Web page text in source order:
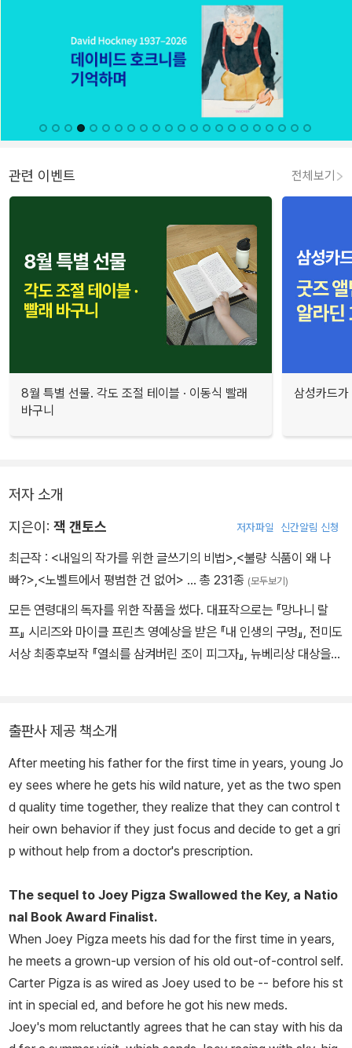
관련 이벤트 전체보기
8월 특별 선물. 각도 조절 테이블 · 이동식 빨래
바구니
삼성카드
저자 소개
지은이: 잭 갠토스 저자파일 신간알림 신청
최근작 : <내일의 작가를 위한 글쓰기의 비법>,<불량 식품이 왜 나
빠?>,<노벨트에서 평범한 건 없어> … 총 231종 (모두보기)
모든 연령대의 독자를 위한 작품을 썼다. 대표작으로는 『망나니 랄
프』 시리즈와 마이클 프린츠 영예상을 받은 『내 인생의 구멍』, 전미도
서상 최종후보작 『열쇠를 삼켜버린 조이 피그자』, 뉴베리상 대상을
출판사 제공 책소개
After meeting his father for the first time in years, young Jo
ey sees where he gets his wild nature, yet as the two spen
d quality time together, they realize that they can control t
heir own behavior if they just focus and decide to get a gri
p without help from a doctor's prescription.
The sequel to Joey Pigza Swallowed the Key, a Natio
nal Book Award Finalist.
When Joey Pigza meets his dad for the first time in years,
he meets a grown-up version of his old out-of-control self.
Carter Pigza is as wired as Joey used to be -- before his st
int in special ed, and before he got his new meds.
Joey's mom reluctantly agrees that he can stay with his da